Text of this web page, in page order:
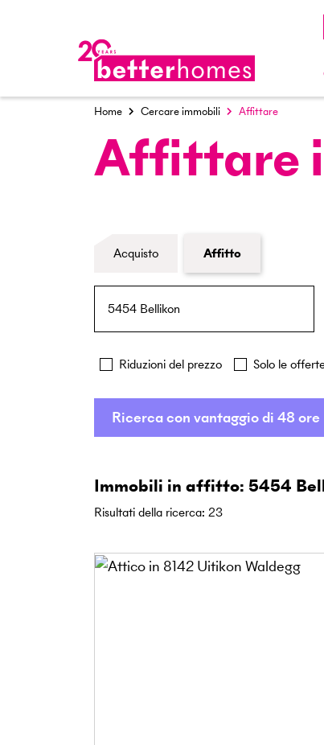
Home Cercare immobili Affittare
Affittare
Modulo di ricerca immobiliare
Acquisto
Affitto
Riduzioni del prezzo Solo le
Ricerca con vantaggio di 48 ore
Immobili in affitto: 5454
Risultati della ricerca: 23